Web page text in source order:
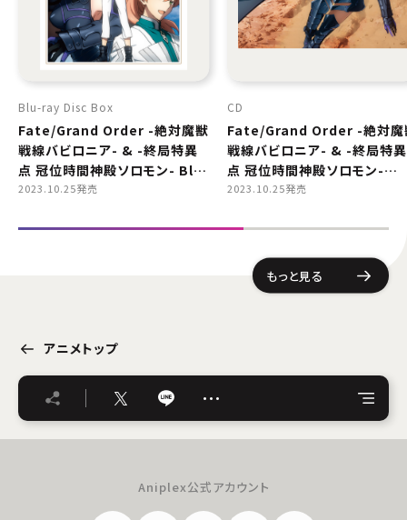
Blu-ray Disc Box
Fate/Grand Order -絶対魔獣
戦線バビロニア- & -終局特異
点 冠位時間神殿ソロモン- Blu-
ray Disc Box Standard
2023.10.25発売
CD
Fate/Grand Order -絶対魔
戦線バビロニア- & -終局特異
点 冠位時間神殿ソロモン-
Original Soundtrack
2023.10.25発売
もっと見る
アニメトップ
…
Aniplex公式アカウント